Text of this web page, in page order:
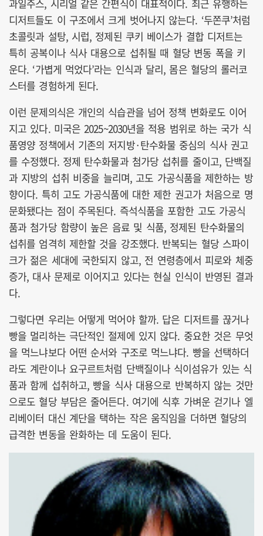
과일주스, 시리얼 같은 간편식이 대표적이다. 최근 유행하는
디저트들도 이 구조에서 크게 벗어나지 않는다. ‘두쫀쿠’처럼
초콜릿과 설탕, 시럽, 정제된 쿠키 베이스가 결합 디저트는
특히 공복이나 식사 대용으로 섭취될 때 혈당 변동 폭을 키
운다. ‘가볍게 먹었다’라는 인식과 달리, 몸은 혈당의 롤러코
스터를 경험하게 된다.
이런 문제의식은 개인의 식습관을 넘어 정책 변화로도 이어
지고 있다. 미국은 2025~2030년을 적용 범위로 하는 국가 식
품영양 정책에서 기존의 저지방·탄수화물 중심의 식사 권고
를 수정했다. 정제 탄수화물과 첨가당 섭취를 줄이고, 단백질
과 지방의 섭취 비중을 늘리며, 고도 가공식품을 제한하는 방
향이다. 특히 고도 가공식품에 대한 제한 권고가 처음으로 명
문화됐다는 점이 주목된다. 즉석식품을 포함한 고도 가공식
품과 첨가당 함량이 높은 음료 및 식품, 정제된 탄수화물의
섭취를 엄격히 제한할 것을 강조했다. 반복되는 혈당 스파이
크가 젊은 세대에 국한되지 않고, 전 연령층에서 피로와 체중
증가, 대사 문제로 이어지고 있다는 현실 인식이 반영된 결과
다.
그렇다면 우리는 어떻게 먹어야 할까. 답은 디저트를 끊거나
빵을 멀리하는 극단적인 절제에 있지 않다. 중요한 것은 무엇
을 먹느냐보다 어떤 순서와 구조로 먹느냐다. 빵을 선택하더
라도 계란이나 요구르트처럼 단백질이나 식이섬유가 있는 식
품과 함께 섭취하고, 빵을 식사 대용으로 반복하지 않는 것만
으로도 혈당 부담은 줄어든다. 여기에 식후 가벼운 걷기나 엘
리베이터 대신 계단을 택하는 작은 움직임을 더하면 혈당의
급격한 변동을 완화하는 데 도움이 된다.